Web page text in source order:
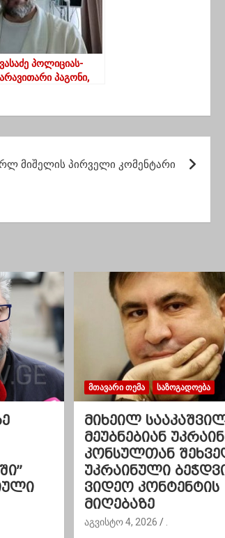
ვასაძე პოლიციას-
არავითარი პაგონი,
მიშელის პირველი კომენტარი
ᲛᲗᲐᲕᲐᲠᲘ ᲗᲔᲛᲐ ᲡᲐᲖᲝᲒᲐᲓᲝᲔᲑᲐ
მიხეილ
მეუბნებიან
კონსულთან
უკრაინული
ვიდეო კონტენტის
მიღებაზე
აგვისტო 4, 2026